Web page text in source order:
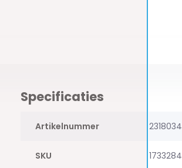
Specificaties
Artikelnummer 2318034
SKU 1733284